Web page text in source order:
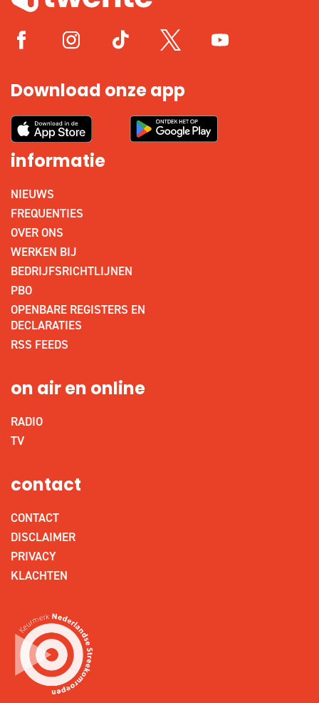
Download onze app
informatie
NIEUWS
FREQUENTIES
OVER ONS
WERKEN BIJ
BEDRIJFSRICHTLIJNEN
PBO
OPENBARE REGISTERS EN
DECLARATIES
RSS FEEDS
on air en online
RADIO
TV
contact
CONTACT
DISCLAIMER
PRIVACY
KLACHTEN